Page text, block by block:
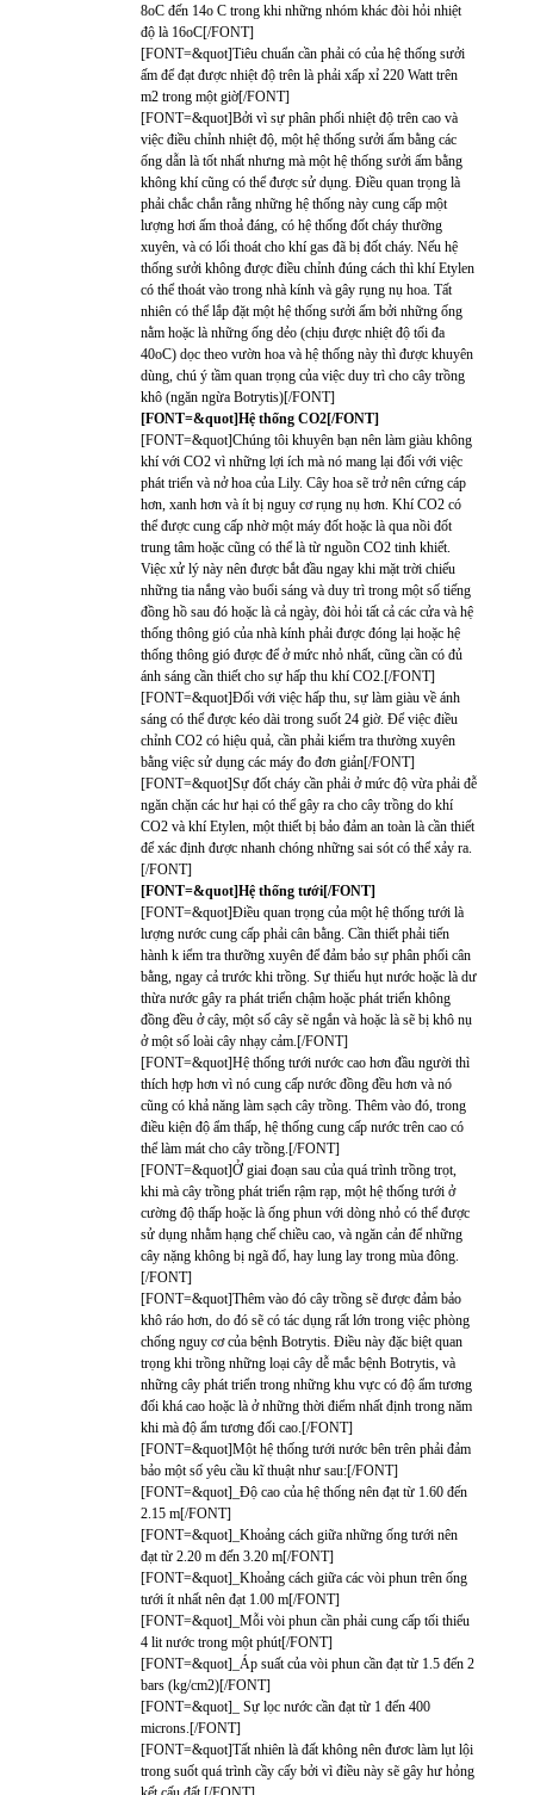
8oC đến 14o C trong khi những nhóm khác đòi hỏi nhiệt
độ là 16oC[/FONT]
[FONT=&quot]Tiêu chuẩn cần phải có của hệ thống sưởi
ấm để đạt được nhiệt độ trên là phải xấp xỉ 220 Watt trên
m2 trong một giờ[/FONT]
[FONT=&quot]Bởi vì sự phân phối nhiệt độ trên cao và
việc điều chỉnh nhiệt độ, một hệ thống sưởi ấm bằng các
ống dẫn là tốt nhất nhưng mà một hệ thống sưởi ấm bằng
không khí cũng có thể được sử dụng. Điều quan trọng là
phải chắc chắn rằng những hệ thống này cung cấp một
lượng hơi ấm thoả đáng, có hệ thống đốt cháy thưỡng
xuyên, và có lối thoát cho khí gas đã bị đốt cháy. Nếu hệ
thống sưởi không được điều chỉnh đúng cách thì khí Etylen
có thể thoát vào trong nhà kính và gây rụng nụ hoa. Tất
nhiên có thể lắp đặt một hệ thống sưởi ấm bởi những ống
nằm hoặc là những ống dẻo (chịu được nhiệt độ tối đa
40oC) dọc theo vườn hoa và hệ thống này thì được khuyên
dùng, chú ý tầm quan trọng của việc duy trì cho cây trồng
khô (ngăn ngừa Botrytis)[/FONT]
[FONT=&quot]Hệ thống CO2[/FONT]
[FONT=&quot]Chúng tôi khuyên bạn nên làm giàu không
khí với CO2 vì những lợi ích mà nó mang lại đối với việc
phát triển và nở hoa của Lily. Cây hoa sẽ trở nên cứng cáp
hơn, xanh hơn và ít bị nguy cơ rụng nụ hơn. Khí CO2 có
thể được cung cấp nhờ một máy đốt hoặc là qua nồi đốt
trung tâm hoặc cũng có thể là từ nguồn CO2 tinh khiết.
Việc xử lý này nên được bắt đầu ngay khi mặt trời chiếu
những tia nắng vào buổi sáng và duy trì trong một số tiếng
đồng hồ sau đó hoặc là cả ngày, đòi hỏi tất cả các cửa và hệ
thống thông gió của nhà kính phải được đóng lại hoặc hệ
thống thông gió được để ở mức nhỏ nhất, cũng cần có đủ
ánh sáng cần thiết cho sự hấp thu khí CO2.[/FONT]
[FONT=&quot]Đối với việc hấp thu, sự làm giàu về ánh
sáng có thể được kéo dài trong suốt 24 giờ. Để việc điều
chỉnh CO2 có hiệu quả, cần phải kiểm tra thường xuyên
bằng việc sử dụng các máy đo đơn giản[/FONT]
[FONT=&quot]Sự đốt cháy cần phải ở mức độ vừa phải đễ
ngăn chặn các hư hại có thể gây ra cho cây trồng do khí
CO2 và khí Etylen, một thiết bị bảo đảm an toàn là cần thiết
để xác định được nhanh chóng những sai sót có thể xảy ra.
[/FONT]
[FONT=&quot]Hệ thống tưới[/FONT]
[FONT=&quot]Điều quan trọng của một hệ thống tưới là
lượng nước cung cấp phải cân bằng. Cần thiết phải tiến
hành k iểm tra thưỡng xuyên để đảm bảo sự phân phối cân
bằng, ngay cả trước khi trồng. Sự thiếu hụt nước hoặc là dư
thừa nước gây ra phát triển chậm hoặc phát triển không
đồng đều ở cây, một số cây sẽ ngắn và hoặc là sẽ bị khô nụ
ở một số loài cây nhạy cảm.[/FONT]
[FONT=&quot]Hệ thống tưới nước cao hơn đầu người thì
thích hợp hơn vì nó cung cấp nước đồng đều hơn và nó
cũng có khả năng làm sạch cây trồng. Thêm vào đó, trong
điều kiện độ ẩm thấp, hệ thống cung cấp nước trên cao có
thể làm mát cho cây trồng.[/FONT]
[FONT=&quot]Ở giai đoạn sau của quá trình trồng trọt,
khi mà cây trồng phát triển rậm rạp, một hệ thống tưới ở
cường độ thấp hoặc là ống phun với dòng nhỏ có thể được
sử dụng nhằm hạng chế chiều cao, và ngăn cản để những
cây nặng không bị ngã đổ, hay lung lay trong mùa đông.
[/FONT]
[FONT=&quot]Thêm vào đó cây trồng sẽ được đảm bảo
khô ráo hơn, do đó sẽ có tác dụng rất lớn trong việc phòng
chống nguy cơ của bệnh Botrytis. Điều này đặc biệt quan
trọng khi trồng những loại cây dễ mắc bệnh Botrytis, và
những cây phát triển trong những khu vực có độ ẩm tương
đối khá cao hoặc là ở những thời điểm nhất định trong năm
khi mà độ ẩm tương đối cao.[/FONT]
[FONT=&quot]Một hệ thống tưới nước bên trên phải đảm
bảo một số yêu cầu kĩ thuật như sau:[/FONT]
[FONT=&quot]_Độ cao của hệ thống nên đạt từ 1.60 đến
2.15 m[/FONT]
[FONT=&quot]_Khoảng cách giữa những ống tưới nên
đạt từ 2.20 m đến 3.20 m[/FONT]
[FONT=&quot]_Khoảng cách giữa các vòi phun trên ống
tưới ít nhất nên đạt 1.00 m[/FONT]
[FONT=&quot]_Mỗi vòi phun cần phải cung cấp tối thiểu
4 lit nước trong một phút[/FONT]
[FONT=&quot]_Áp suất của vòi phun cần đạt từ 1.5 đến 2
bars (kg/cm2)[/FONT]
[FONT=&quot]_ Sự lọc nước cần đạt từ 1 đến 400
microns.[/FONT]
[FONT=&quot]Tất nhiên là đất không nên đươc làm lụt lội
trong suốt quá trình cầy cấy bởi vì điều này sẽ gây hư hỏng